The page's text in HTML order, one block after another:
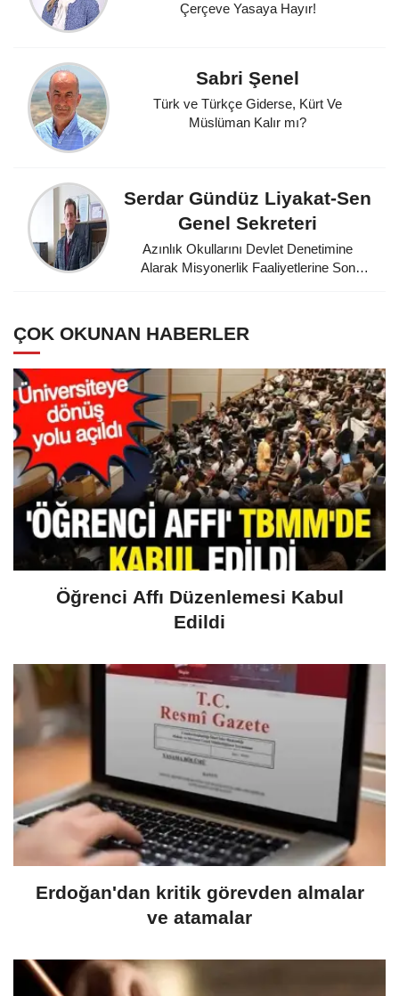
Çerçeve Yasaya Hayır!
Sabri Şenel
Türk ve Türkçe Giderse, Kürt Ve
Müslüman Kalır mı?
Serdar Gündüz Liyakat-Sen
Genel Sekreteri
Azınlık Okullarını Devlet Denetimine
Alarak Misyonerlik Faaliyetlerine Son
ÇOK OKUNAN HABERLER
Öğrenci Affı Düzenlemesi Kabul
Edildi
Erdoğan'dan kritik görevden almalar
ve atamalar